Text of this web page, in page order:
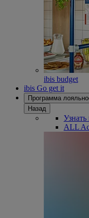
ibis budget
ibis Go get it
Программа
Назад
ALL